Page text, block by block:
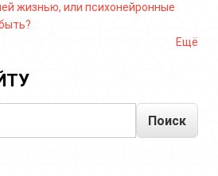
жизнью, или психонейронные
Ещё